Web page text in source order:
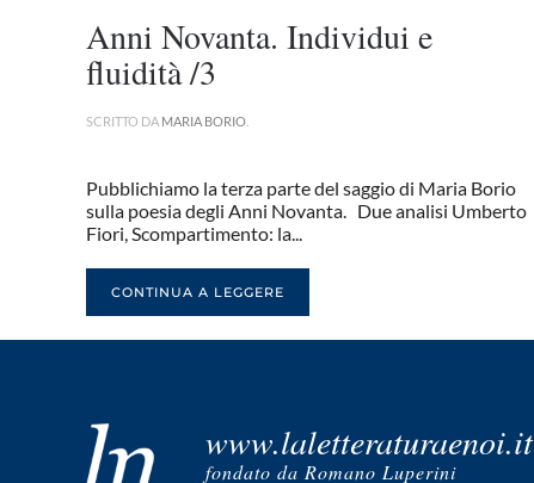
Anni Novanta. Individui e
fluidità /3
SCRITTO DA MARIA BORIO
Pubblichiamo la terza parte del saggio di Maria Borio
sulla poesia degli Anni Novanta. Due analisi Umberto
Fiori, Scompartimento: la...
CONTINUA A LEGGERE
www.laletteraturaenoi.it
fondato da Romano Luperini